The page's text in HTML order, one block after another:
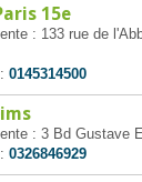
15e
: 133 rue de
0145314500
: 3 Bd Gustave
0326846929